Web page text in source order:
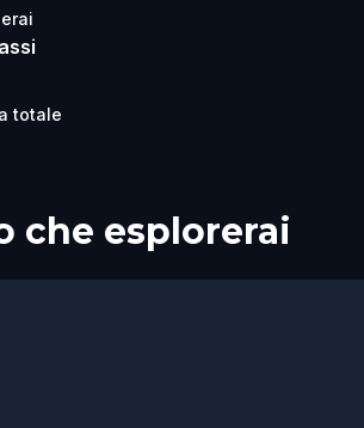
totale
che esplorerai